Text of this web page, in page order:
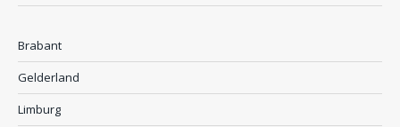
Brabant
Gelderland
Limburg